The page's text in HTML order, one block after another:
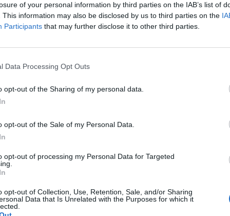
of your personal information by third parties on the IAB’s list of
This information may also be disclosed by us to third parties on the
Participants that may further disclose it to other third parties.
Data Processing Opt Outs
opt-out of the Sharing of my personal data.
opt-out of the Sale of my Personal Data.
opt-out of processing my Personal Data for Targeted
opt-out of Collection, Use, Retention, Sale, and/or Sharing
Data that Is Unrelated with the Purposes for which it
tartja éves rendes közgyűlését az MKB Bank –
személyes megjelenés A bank csütörtökön közzétett negyedik
portfolio.hu hírarchívumához tartozik, melynek olvasása
tartalmazza:
cikkarchívum
elmúlt 2 év napon belüli